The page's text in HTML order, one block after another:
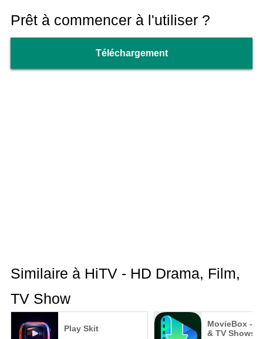
Prêt à commencer à l'utiliser ?
Téléchargement
Similaire à HiTV - HD Drama, Film,
TV Show
Play Skit
MovieBox -
& TV Shows